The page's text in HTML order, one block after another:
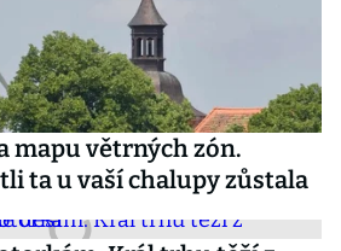
mapu větrných zón.
ta u vaší chalupy zůstala